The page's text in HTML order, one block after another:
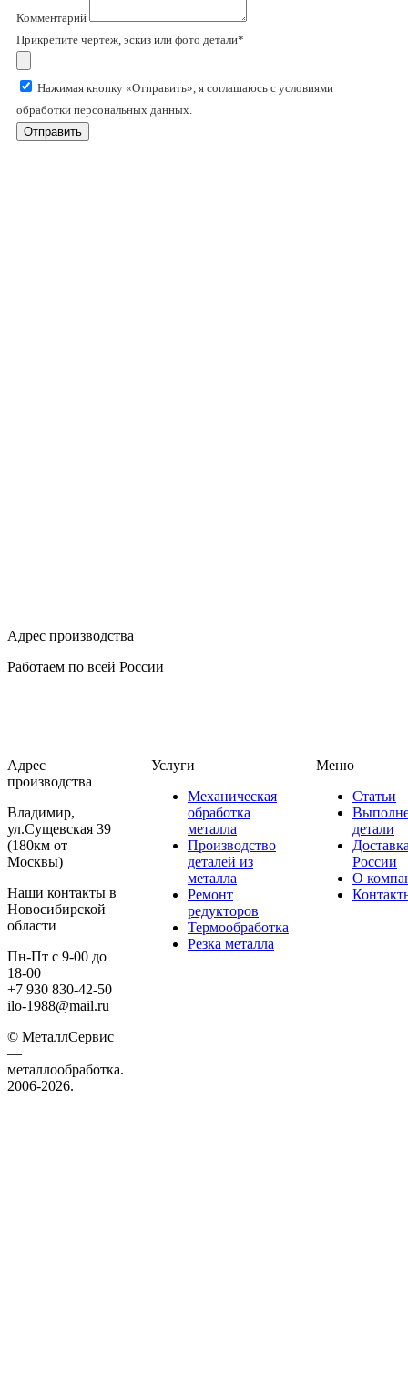
Комментарий
Прикрепите чертеж, эскиз или фото детали*
Нажимая кнопку «Отправить», я соглашаюсь с условиями
обработки персональных данных.
Отправить
Адрес производства
Работаем по всей России
Адрес
производства
Владимир,
ул.Сущевская 39
(180км от
Москвы)
Наши контакты в
Новосибирской
области
Пн-Пт с 9-00 до
18-00
+7 930 830-42-50
ilo-1988@mail.ru
© МеталлСервис
—
металлообработка.
2006-2026.
Услуги
Механическая
обработка
металла
Производство
деталей из
металла
Ремонт
редукторов
Термообработка
Резка металла
Меню
Статьи
детали
России
О